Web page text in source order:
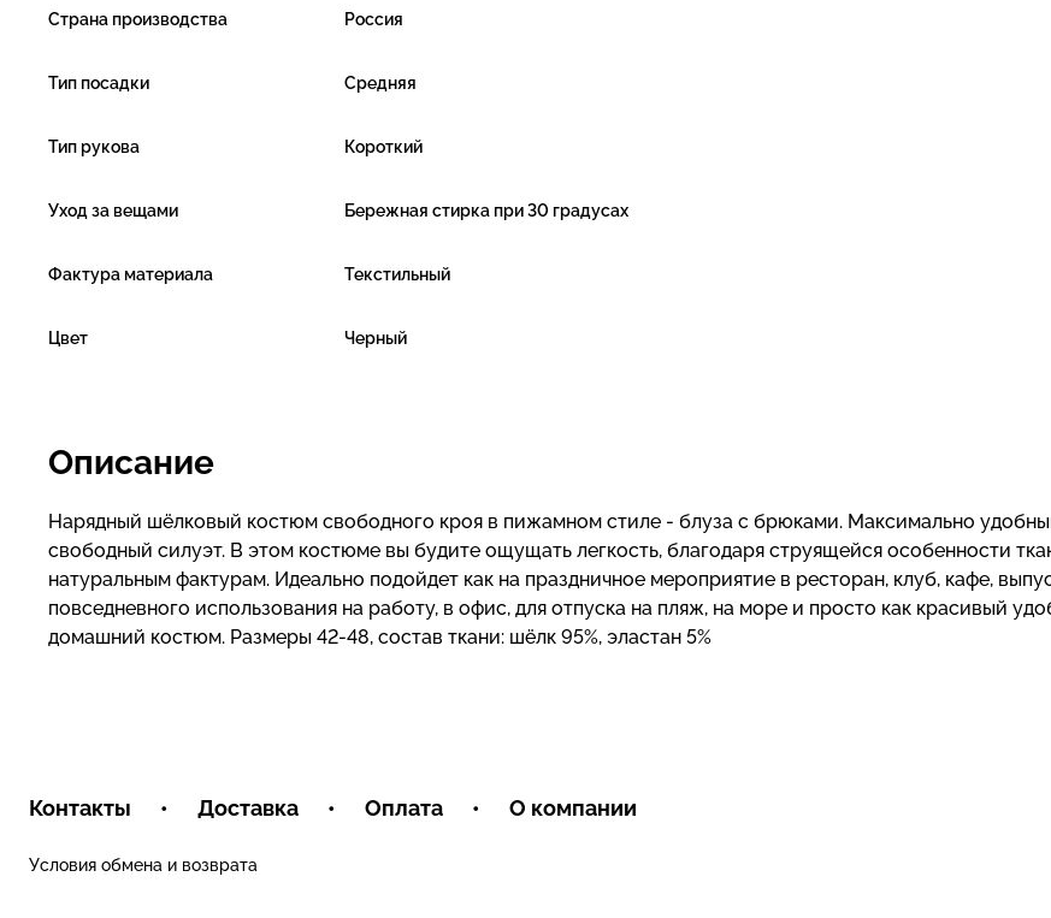
Страна производства Россия
Тип посадки Средняя
Тип рукова Короткий
Уход за вещами Бережная стирка при 30 градусах
Фактура материала Текстильный
Цвет Черный
Описание
Нарядный шёлковый костюм свободного кроя в пижамном стиле - блуза с брюками. Максимально
свободный силуэт. В этом костюме вы будите ощущать легкость, благодаря струящейся особенности
натуральным фактурам. Идеально подойдет как на праздничное мероприятие в ресторан, клуб, кафе,
повседневного использования на работу, в офис, для отпуска на пляж, на море и просто как красивый
домашний костюм. Размеры 42-48, состав ткани: шёлк 95%, эластан 5%
Контакты • Доставка • Оплата • О компании
Условия обмена и возврата